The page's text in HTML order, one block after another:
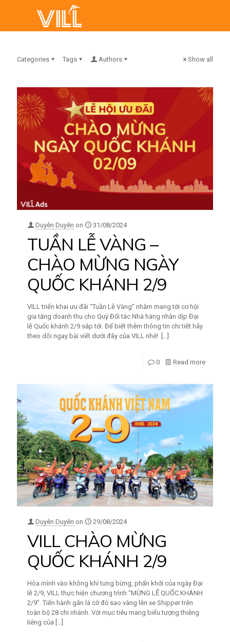
Categories Tags Authors Show all
Duyên Duyên on 31/08/2024
TUẦN LỄ VÀNG –
CHÀO MỪNG NGÀY
QUỐC KHÁNH 2/9
VILL triển khai ưu đãi “Tuần Lễ Vàng” nhằm mang tới cơ hội
gia tăng doanh thu cho Quý Đối tác Nhà hàng nhân dịp Đại
lễ Quốc khánh 2/9 sắp tới. Để biết thêm thông tin chi tiết hãy
theo dõi ngay bài viết dưới đây của VILL nhé!
0 Read more
Duyên Duyên on 29/08/2024
VILL CHÀO MỪNG
QUỐC KHÁNH 2/9
Hòa mình vào không khí tưng bừng, phấn khởi của ngày Đại
lễ 2/9, VILL thực hiện chương trình “MỪNG LỄ QUỐC KHÁNH
2/9”. Tiến hành gắn lá cờ đỏ sao vàng lên xe Shipper trên
toàn bộ 28 chi nhánh. Với mục tiêu mang biểu tượng thiêng
liêng của